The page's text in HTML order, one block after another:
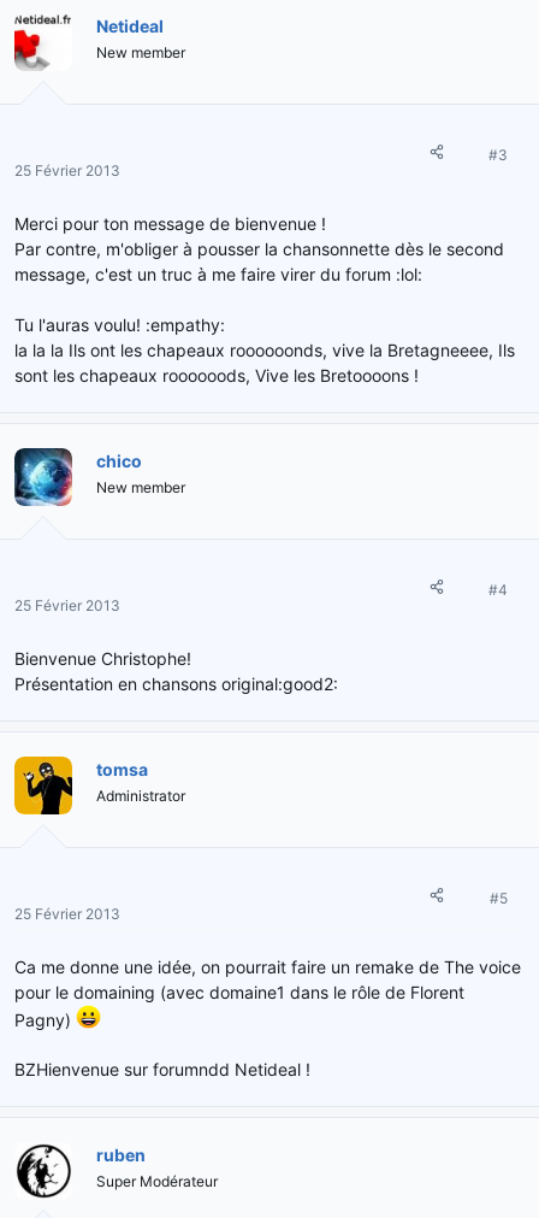
Netideal
New member
25 Février 2013
#3
Merci pour ton message de bienvenue !
Par contre, m'obliger à pousser la chansonnette dès le second
message, c'est un truc à me faire virer du forum :lol:
Tu l'auras voulu! :empathy:
la la la Ils ont les chapeaux roooooonds, vive la Bretagneeee, Ils
sont les chapeaux roooooods, Vive les Bretoooons !
chico
New member
25 Février 2013
#4
Bienvenue Christophe!
Présentation en chansons original:good2:
tomsa
Administrator
25 Février 2013
#5
Ca me donne une idée, on pourrait faire un remake de The voice
pour le domaining (avec domaine1 dans le rôle de Florent
Pagny)
BZHienvenue sur forumndd Netideal !
ruben
Super Modérateur